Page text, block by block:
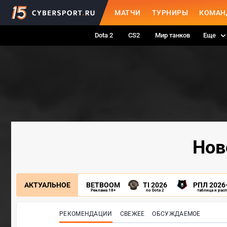
МАТЧИ ТУРНИРЫ
Dota 2 CS2 Мир танков Еще
АКТУАЛЬНОЕ BETBOOM
Реклама 18+
TI 2026
по Dota 2
РПЛ
таблица и
РЕКОМЕНДАЦИИ СВЕЖЕЕ ОБСУЖДАЕМОЕ